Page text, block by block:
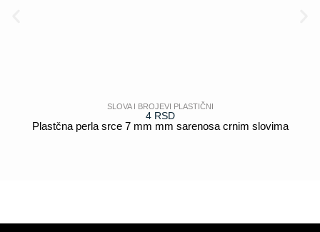
SLOVA I BROJEVI PLASTIČNI
4 RSD
Plastčna perla srce 7 mm mm sarenosa crnim slovima